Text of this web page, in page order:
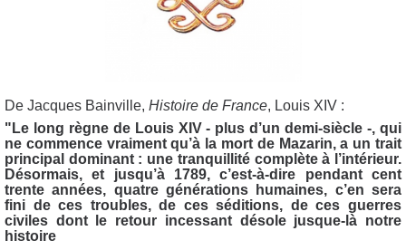
De Jacques Bainville, Histoire de France, Louis XIV :
"Le long règne de Louis XIV - plus d’un demi-siècle -, qui
ne commence vraiment qu’à la mort de Mazarin, a un trait
principal dominant : une tranquillité complète à l’intérieur.
Désormais, et jusqu’à 1789, c’est-à-dire pendant cent
trente années, quatre générations humaines, c’en sera
fini de ces troubles, de ces séditions, de ces guerres
civiles dont le retour incessant désole jusque-là notre
histoire